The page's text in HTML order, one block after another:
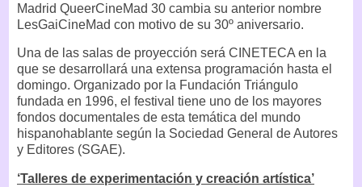
Madrid QueerCineMad 30 cambia su anterior nombre
LesGaiCineMad con motivo de su 30º aniversario.
Una de las salas de proyección será CINETECA en la
que se desarrollará una extensa programación hasta el
domingo. Organizado por la Fundación Triángulo
fundada en 1996, el festival tiene uno de los mayores
fondos documentales de esta temática del mundo
hispanohablante según la Sociedad General de Autores
y Editores (SGAE).
‘Talleres de experimentación y creación artística’